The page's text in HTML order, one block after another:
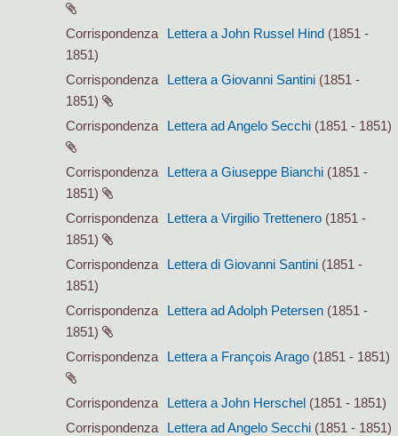
Corrispondenza Lettera a John Russel Hind (1851 -
1851)
Corrispondenza
Lettera a Giovanni Santini (1851 -
1851)
Corrispondenza
Lettera ad Angelo Secchi (1851 - 1851)
Corrispondenza Lettera a Giuseppe Bianchi (1851 -
1851)
Corrispondenza
Lettera a Virgilio Trettenero (1851 -
1851)
Corrispondenza
Lettera di Giovanni Santini (1851 -
1851)
Corrispondenza
Lettera ad Adolph Petersen (1851 -
1851)
Corrispondenza
Lettera a François Arago (1851 - 1851)
Corrispondenza Lettera a John Herschel (1851 - 1851)
Corrispondenza
Lettera ad Angelo Secchi (1851 - 1851)